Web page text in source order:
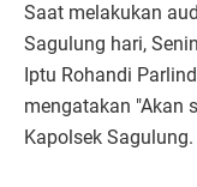
Saat melakukan
Sagulung hari,
Iptu Rohandi
mengatakan "Akan
Kapolsek Sagulung.